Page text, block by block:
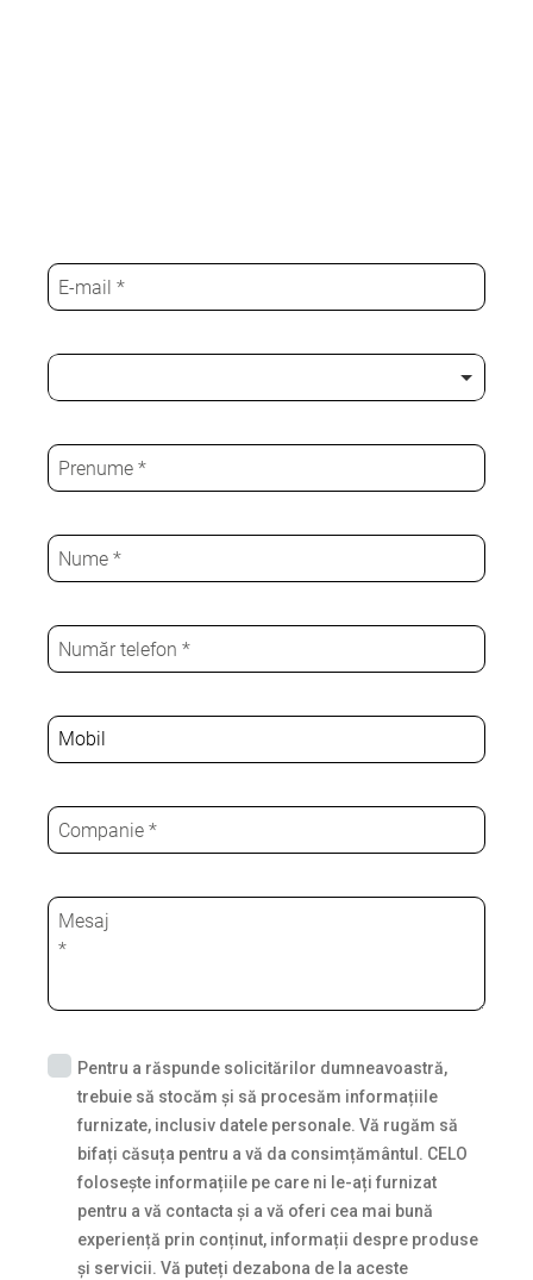
Pentru a răspunde solicitărilor dumneavoastră,
trebuie să stocăm și să procesăm informațiile
furnizate, inclusiv datele personale. Vă rugăm să
bifați căsuța pentru a vă da consimțământul. CELO
folosește informațiile pe care ni le-ați furnizat
pentru a vă contacta și a vă oferi cea mai bună
experiență prin conținut, informații despre produse
și servicii. Vă puteți dezabona de la aceste